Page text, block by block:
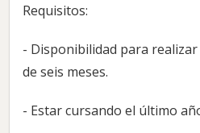
Requisitos:
- Disponibilidad para
de seis meses.
- Estar cursando el último